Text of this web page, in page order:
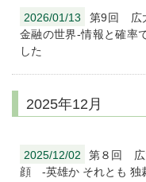
2026/01/13
第9回 広
金融の世界-情報と確率
した
2025年12月
2025/12/02
第８回 広
顔 -英雄か それとも 独